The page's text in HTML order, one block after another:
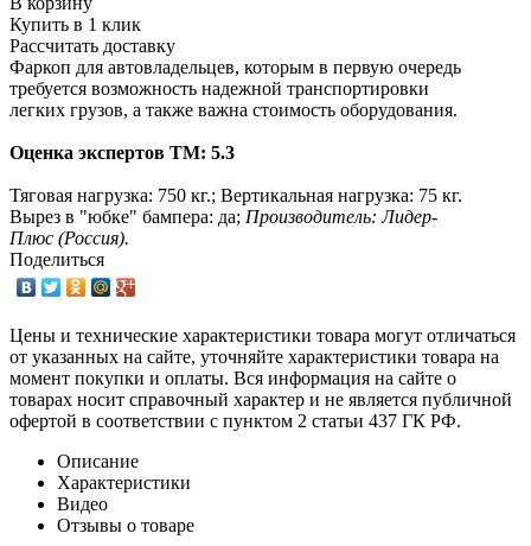
Купить в 1 клик
Рассчитать доставку
Фаркоп для автовладельцев, которым в первую очередь
требуется возможность надежной транспортировки
легких грузов, а также важна стоимость оборудования.
Оценка экспертов ТМ: 5.3
Тяговая нагрузка: 750 кг.; Вертикальная нагрузка: 75 кг.
Вырез в "юбке" бампера: да; Производитель: Лидер-
Плюс (Россия).
Поделиться
Цены и технические характеристики товара могут отличаться
от указанных на сайте, уточняйте характеристики товара на
момент покупки и оплаты. Вся информация на сайте о
товарах носит справочный характер и не является публичной
офертой в соответствии с пунктом 2 статьи 437 ГК РФ.
Описание
Характеристики
Видео
Отзывы о товаре